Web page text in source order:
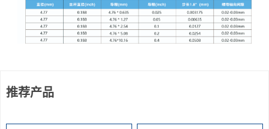
推荐产品